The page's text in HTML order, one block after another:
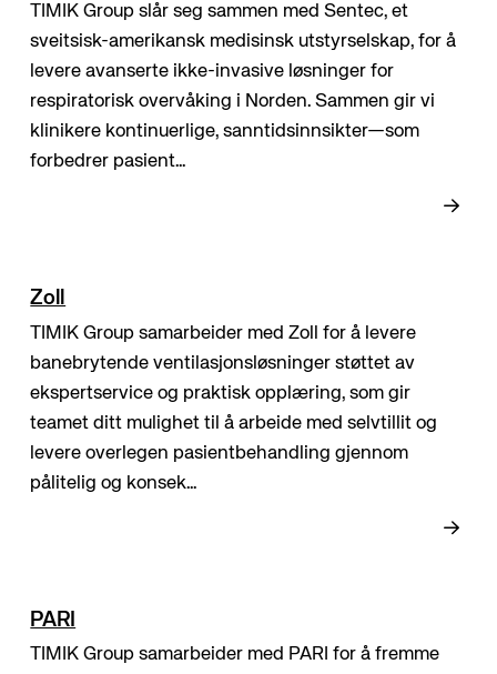
TIMIK Group slår seg sammen med Sentec, et
sveitsisk-amerikansk medisinsk utstyrselskap, for å
levere avanserte ikke-invasive løsninger for
respiratorisk overvåking i Norden. Sammen gir vi
klinikere kontinuerlige, sanntidsinnsikter—som
forbedrer pasient...
Zoll
TIMIK Group samarbeider med Zoll for å levere
banebrytende ventilasjonsløsninger støttet av
ekspertservice og praktisk opplæring, som gir
teamet ditt mulighet til å arbeide med selvtillit og
levere overlegen pasientbehandling gjennom
pålitelig og konsek...
PARI
TIMIK Group samarbeider med PARI for å fremme